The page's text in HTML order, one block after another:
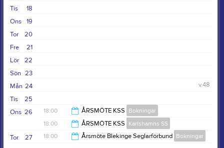
18
Tis
19
Ons
20
Tor
21
Fre
22
Lör
23
Sön
24
Mån
v.48
25
Tis
26
Ons 18:00 ÅRSMÖTE KSS Bokningar
21:00
18:00 ÅRSMÖTE KSS Karlshamns SS
27
Tor 18:00 Årsmöte Blekinge Seglarförbund Bokningar